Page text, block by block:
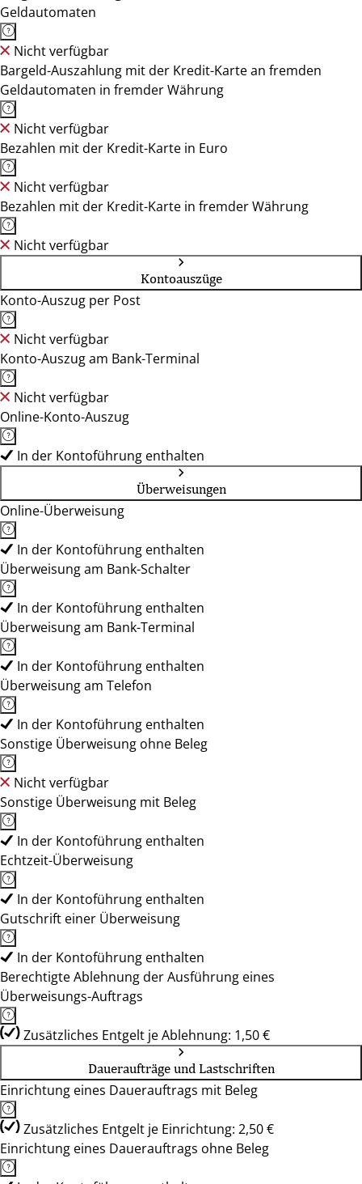
Geldautomaten
Nicht verfügbar
Bargeld-Auszahlung mit der Kredit-Karte an fremden
Geldautomaten in fremder Währung
Nicht verfügbar
Bezahlen mit der Kredit-Karte in Euro
Nicht verfügbar
Bezahlen mit der Kredit-Karte in fremder Währung
Nicht verfügbar
Kontoauszüge
Konto-Auszug per Post
Nicht verfügbar
Konto-Auszug am Bank-Terminal
Nicht verfügbar
Online-Konto-Auszug
In der Kontoführung enthalten
Überweisungen
Online-Überweisung
In der Kontoführung enthalten
Überweisung am Bank-Schalter
In der Kontoführung enthalten
Überweisung am Bank-Terminal
In der Kontoführung enthalten
Überweisung am Telefon
In der Kontoführung enthalten
Sonstige Überweisung ohne Beleg
Nicht verfügbar
Sonstige Überweisung mit Beleg
In der Kontoführung enthalten
Echtzeit-Überweisung
In der Kontoführung enthalten
Gutschrift einer Überweisung
In der Kontoführung enthalten
Berechtigte Ablehnung der Ausführung eines
Überweisungs-Auftrags
Zusätzliches Entgelt je Ablehnung: 1,50 €
Daueraufträge und Lastschriften
Einrichtung eines Dauerauftrags mit Beleg
Zusätzliches Entgelt je Einrichtung: 2,50 €
Einrichtung eines Dauerauftrags ohne Beleg